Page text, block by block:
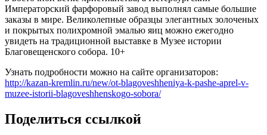
Императорский фарфоровый завод выполнял самые большие
заказы в мире. Великолепные образцы элегантных золоченых
и покрытых полихромной эмалью яиц можно ежегодно
увидеть на традиционной выставке в Музее истории
Благовещенского собора. 10+
Узнать подробности можно на сайте организаторов:
http://kazan-kremlin.ru/new/ot-blagoveshheniya-k-pashe-aprel-v-
muzee-istorii-blagoveshhenskogo-sobora/
Поделиться ссылкой